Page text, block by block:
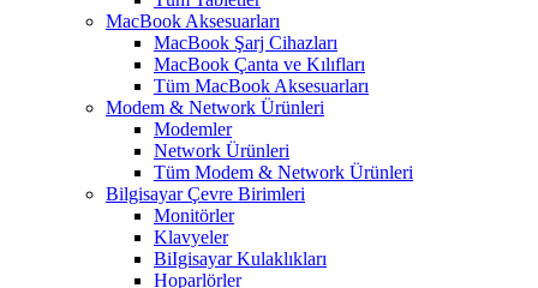
MacBook Aksesuarları
MacBook Şarj Cihazları
MacBook Çanta ve Kılıfları
Tüm MacBook Aksesuarları
Modem & Network Ürünleri
Modemler
Network Ürünleri
Tüm Modem & Network Ürünleri
Bilgisayar Çevre Birimleri
Monitörler
Klavyeler
BiIgisayar Kulaklıkları
Hoparlörler